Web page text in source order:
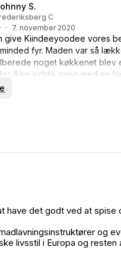
S.
C
·
7. november 2020
give Kiindeeyoodee vores
fyr. Maden var så
noget køkkenet blev
Ikke sidste gang med en
have det godt ved at
og
livsstil i Europa og resten